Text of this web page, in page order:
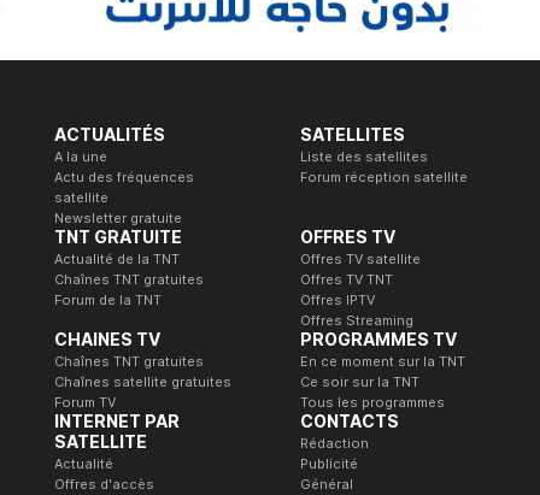
ACTUALITÉS
A la une
Actu des fréquences
satellite
Newsletter gratuite
SATELLITES
Liste des satellites
Forum réception satellite
TNT GRATUITE
Actualité de la TNT
Chaînes TNT gratuites
Forum de la TNT
OFFRES TV
Offres TV satellite
Offres TV TNT
Offres IPTV
Offres Streaming
CHAINES TV
Chaînes TNT gratuites
Chaînes satellite gratuites
Forum TV
PROGRAMMES TV
En ce moment sur la TNT
Ce soir sur la TNT
Tous les programmes
INTERNET PAR
SATELLITE
Actualité
Offres d'accès
CONTACTS
Rédaction
Publicité
Général